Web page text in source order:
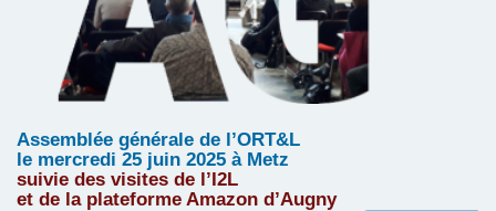
Assemblée générale de l’ORT&L
le mercredi 25 juin 2025 à Metz
suivie des visites de l’I2L
et de la plateforme Amazon d’Augny